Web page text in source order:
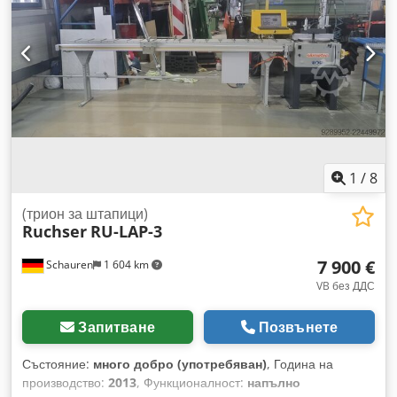
1 /8
Schauren 1 604 km
(трион за штапици)
Ruchser RU-LAP-3
7 900 €
VB без ДДС
Запитване Позвънете
Състояние: много добро (употребяван), Година на
производство: 2013, Функционалност: напълно